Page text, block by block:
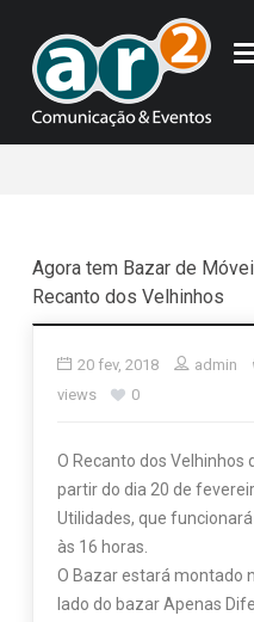
Agora tem Bazar de
Recanto dos Velhinhos
20 fev, 2018 admin
views
0
O Recanto dos Velhinhos
partir do dia 20 de
Utilidades, que
às 16 horas.
O Bazar estará montado
lado do bazar Apenas